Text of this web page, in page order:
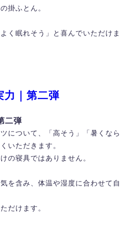
掛ふとん。
く眠れそう」と喜んでいただけま
力｜第二弾
二弾
について、「高そう」「暑くなら
いただきます。
の寝具ではありません。
を含み、体温や湿度に合わせて自
だけます。